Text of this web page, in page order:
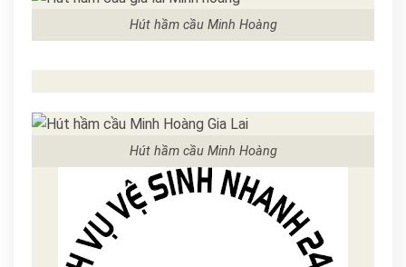
Hút hầm cầu Minh Hoàng
Hút hầm cầu Minh Hoàng